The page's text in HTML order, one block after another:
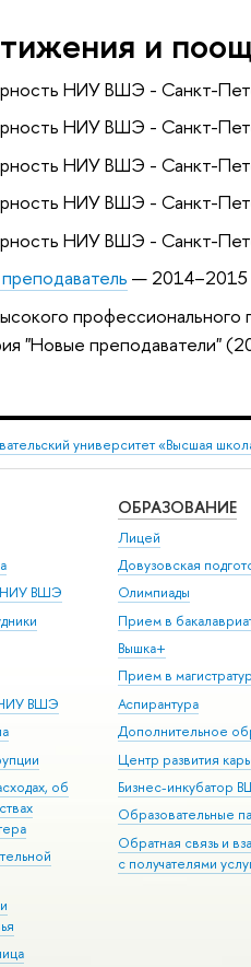
и
НИУ ВШЭ - Санкт-
НИУ ВШЭ - Санкт-
НИУ ВШЭ - Санкт-
НИУ ВШЭ - Санкт-
НИУ ВШЭ - Санкт-
— 2014–2015
профессионального
"Новые преподаватели"
университет «Высшая
НИУ ВШЭ
ВШЭ
об
ОБРАЗОВАНИЕ
Лицей
Довузовская
Олимпиады
Прием в
Вышка+
Прием в
Аспирантура
Дополнительное
Центр развития
Бизнес-инкубатор
Образовательные
Обратная связь и
с получателями